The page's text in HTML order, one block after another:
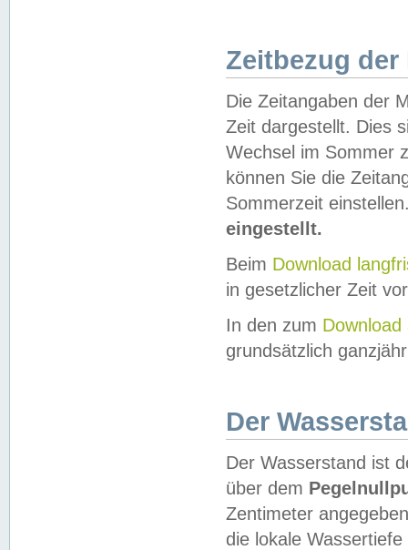
Zeitbezug der
Die Zeitangaben der
Zeit dargestellt. Dies
Wechsel im Sommer
können Sie die
Sommerzeit
eingestellt.
Beim Download
in gesetzlicher Zeit
In den zum Download
grundsätzlich
Der
Der Wasserstand ist
über dem
Zentimeter
die lokale